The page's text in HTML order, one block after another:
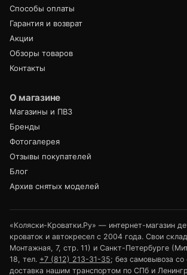
Способы оплаты
Гарантия и возврат
Акции
Обзоры товаров
Контакты
О магазине
Магазины и ПВЗ
Бренды
Фотогалерея
Отзывы покупателей
Блог
Архив снятых моделей
«Коляски-Кроватки.Ру» — интернет-магазин
кроваток и автокресел с 2004 года. Свои
Монтажная, 7, стр. 11) и Санкт-Петербурге
18, тел. +7 (812) 213-31-35; без самовывоза
доставка нашим транспортом по СПб и